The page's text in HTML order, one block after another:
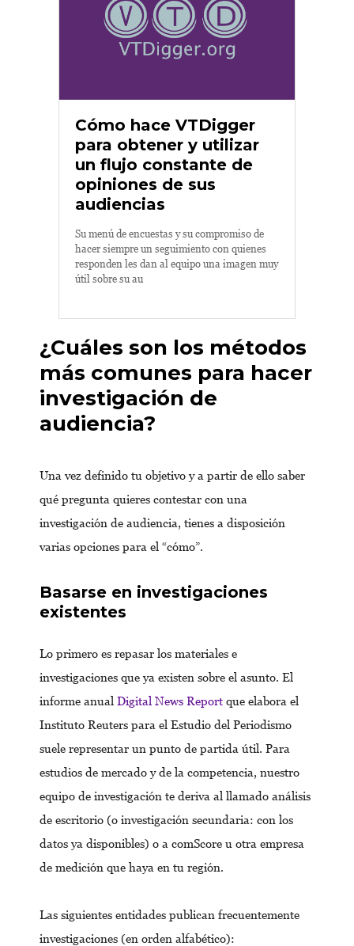
Cómo hace VTDigger
para obtener y utilizar
un flujo constante de
opiniones de sus
audiencias
Su menú de encuestas y su compromiso de
hacer siempre un seguimiento con quienes
responden les dan al equipo una imagen muy
útil sobre su au
¿Cuáles son los métodos
más comunes para hacer
investigación de
audiencia?
Una vez definido tu objetivo y a partir de ello saber
qué pregunta quieres contestar con una
investigación de audiencia, tienes a disposición
varias opciones para el “cómo”.
Basarse en investigaciones
existentes
Lo primero es repasar los materiales e
investigaciones que ya existen sobre el asunto. El
informe anual Digital News Report que elabora el
Instituto Reuters para el Estudio del Periodismo
suele representar un punto de partida útil. Para
estudios de mercado y de la competencia, nuestro
equipo de investigación te deriva al llamado análisis
de escritorio (o investigación secundaria: con los
datos ya disponibles) o a comScore u otra empresa
de medición que haya en tu región.
Las siguientes entidades publican frecuentemente
investigaciones (en orden alfabético):